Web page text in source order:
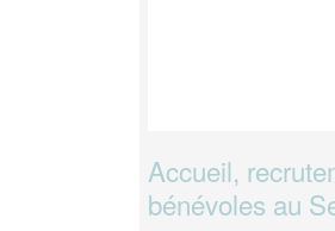
Accueil,
bénévoles au